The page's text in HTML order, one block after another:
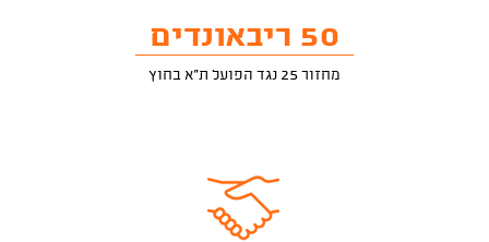
50 ריבאונדים
מחזור 25 נגד הפועל ת"א בחוץ